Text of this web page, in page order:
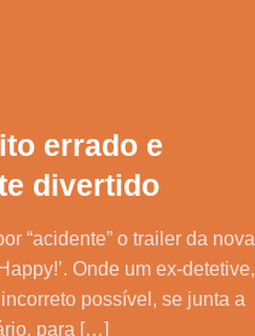
errado e
divertido
“acidente” o trailer da nova
Onde um ex-detetive,
possível, se junta a
para […]